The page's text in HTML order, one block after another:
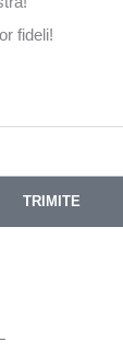
fideli!
TRIMITE